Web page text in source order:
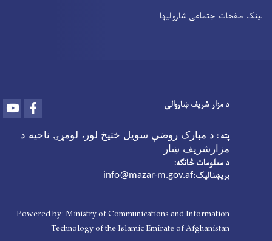
لینک صفحات اجتماعی شاروالیها
د مزار شریف ښاروالی Youtube
پته : د مبارک روضې سویل ختیخ لور، لومړۍ ناحیه د
مزارشریف ښار
د معلومات څانګه:
بریښنالیک:info@mazar-m.gov.af
Powered by: Ministry of Communications and Information
Technology of the Islamic Emirate of Afghanistan